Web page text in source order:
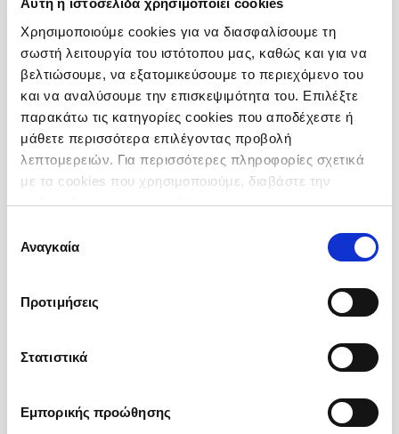
Αυτή η ιστοσελίδα χρησιμοποιεί cookies
Χρησιμοποιούμε cookies για να διασφαλίσουμε τη
σωστή λειτουργία του ιστότοπου μας, καθώς και για να
βελτιώσουμε, να εξατομικεύσουμε το περιεχόμενο του
και να αναλύσουμε την επισκεψιμότητα του. Επιλέξτε
παρακάτω τις κατηγορίες cookies που αποδέχεστε ή
μάθετε περισσότερα επιλέγοντας προβολή
λεπτομερειών. Για περισσότερες πληροφορίες σχετικά
με τα cookies που χρησιμοποιούμε, διαβάστε την
πολιτική μας για τα cookies.
συγκατάθεσης
Αναγκαία
Προτιμήσεις
Στατιστικά
Εμπορικής προώθησης
Νιφάδες Σιταριού
Ολόκληρες
Προέλευση : Ουκρανία
Συσκευσία :Σακί 20 kg